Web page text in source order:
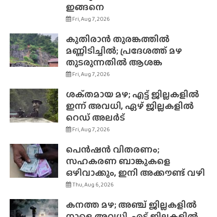
ഇങ്ങനെ
Fri, Aug 7, 2026
കുതിരാൻ തുരങ്കത്തിൽ
മണ്ണിടിച്ചിൽ; പ്രദേശത്ത് മഴ
തുടരുന്നതിൽ ആശങ്ക
Fri, Aug 7, 2026
ശക്‌തമായ മഴ; എട്ട് ജില്ലകളിൽ
ഇന്ന് അവധി, ഏഴ് ജില്ലകളിൽ
റെഡ് അലർട്
Fri, Aug 7, 2026
പെൻഷൻ വിതരണം;
സഹകരണ ബാങ്കുകളെ
ഒഴിവാക്കും, ഇനി അക്കൗണ്ട് വഴി
Thu, Aug 6, 2026
കനത്ത മഴ; അഞ്ച് ജില്ലകളിൽ